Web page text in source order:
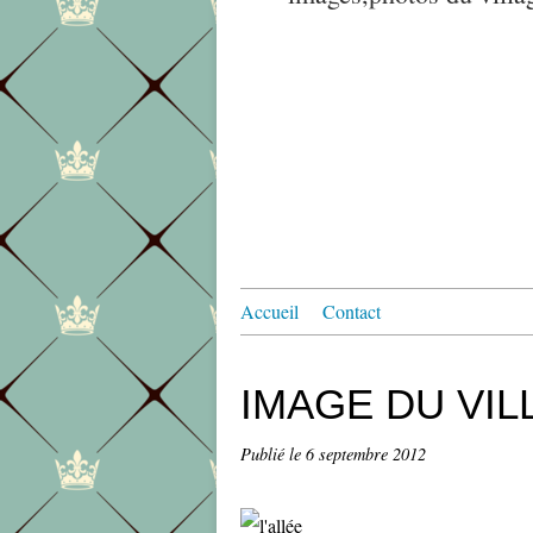
Accueil Contact
IMAGE DU
Publié le 6 septembre 2012